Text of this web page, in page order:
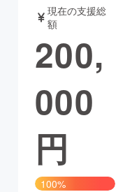
音楽
ゲーム・サ
現在の支援総
額
200,
000
円
100%